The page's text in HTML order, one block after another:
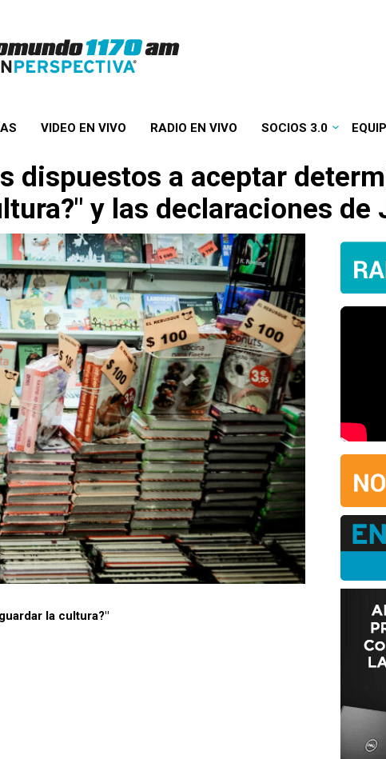
VIDEO EN VIVO RADIO EN VIVO SOCIOS 3.0
dispuestos a aceptar
y las declaraciones de
la cultura?"